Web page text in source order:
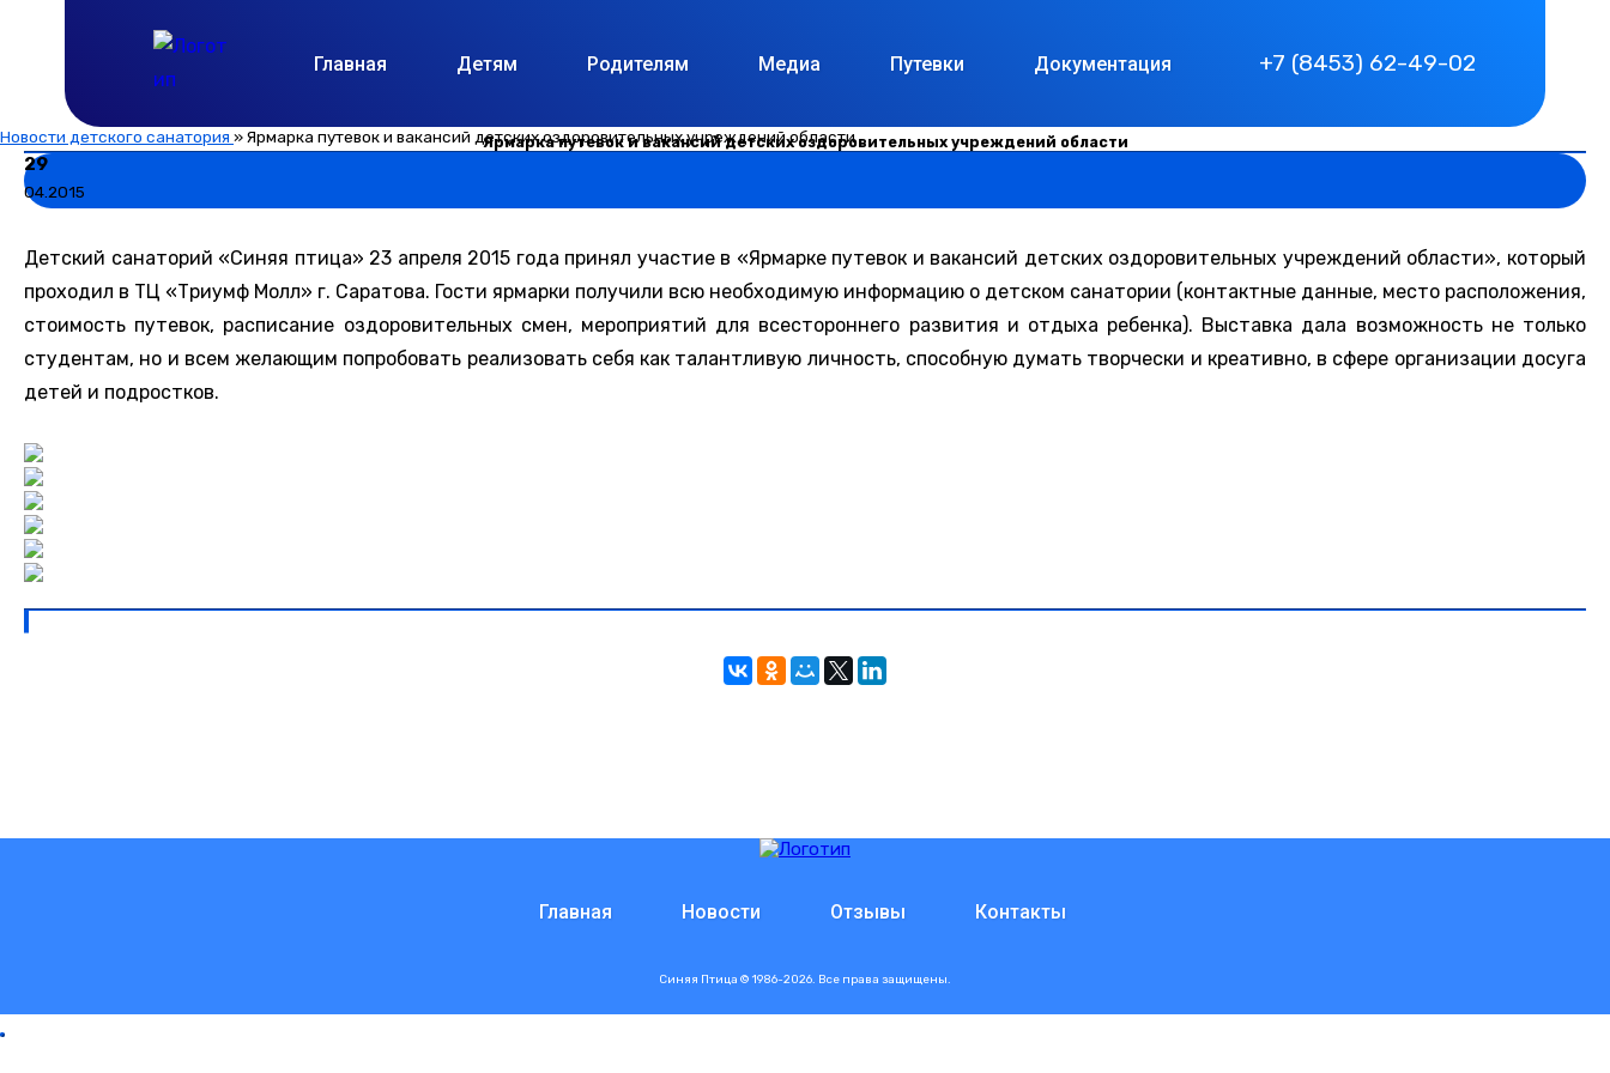
Главная Детям Родителям Медиа Путевки Документация +7 (8453) 62-49-02
Новости детского санатория »Ярмарка путевок и вакансий детских оздоровительных учреждений области
Ярмарка путевок и вакансий детских оздоровительных учреждений области
29
04.2015
Детский санаторий «Синяя птица» 23 апреля 2015 года принял участие в «Ярмарке путевок и вакансий детских оздоровительных учреждений области», который
проходил в ТЦ «Триумф Молл» г. Саратова. Гости ярмарки получили всю необходимую информацию о детском санатории (контактные данные, место расположения,
стоимость путевок, расписание оздоровительных смен, мероприятий для всестороннего развития и отдыха ребенка). Выставка дала возможность не только
студентам, но и всем желающим попробовать реализовать себя как талантливую личность, способную думать творчески и креативно, в сфере организации досуга
детей и подростков.
Главная Новости Отзывы Контакты
Синяя Птица © 1986-2026. Все права защищены.